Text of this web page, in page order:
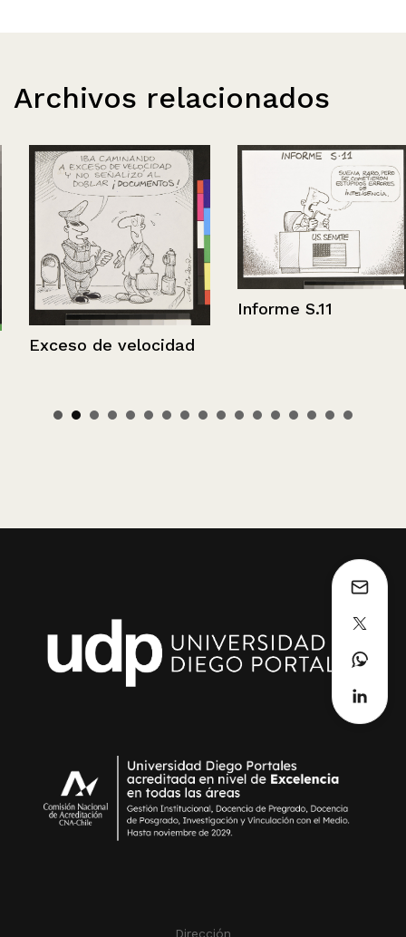
Archivos relacionados
Exceso de velocidad
Informe S.11
Dirección